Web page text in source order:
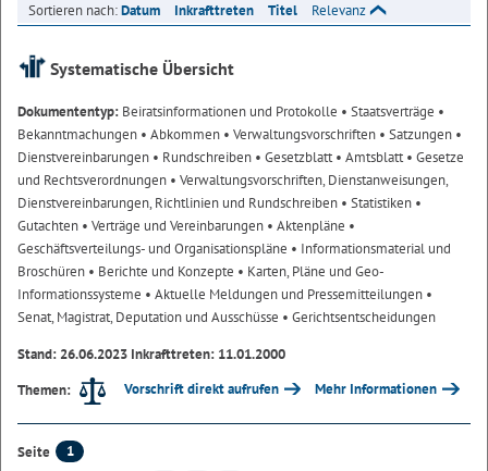
Sortieren nach:Datum Inkrafttreten Titel Relevanz
Systematische Übersicht
Dokumententyp: Beiratsinformationen und Protokolle • Staatsverträge •
Bekanntmachungen • Abkommen • Verwaltungsvorschriften • Satzungen •
Dienstvereinbarungen • Rundschreiben • Gesetzblatt• Amtsblatt• Gesetze
und Rechtsverordnungen • Verwaltungsvorschriften, Dienstanweisungen,
Dienstvereinbarungen, Richtlinien und Rundschreiben • Statistiken •
Gutachten • Verträge und Vereinbarungen • Aktenpläne •
Geschäftsverteilungs- und Organisationspläne • Informationsmaterial und
Broschüren • Berichte und Konzepte • Karten, Pläne und Geo-
Informationssysteme • Aktuelle Meldungen und Pressemitteilungen •
Senat, Magistrat, Deputation und Ausschüsse • Gerichtsentscheidungen
Stand: 26.06.2023 Inkrafttreten: 11.01.2000
Themen:
Vorschrift direkt aufrufen Mehr Informationen
Seite
1